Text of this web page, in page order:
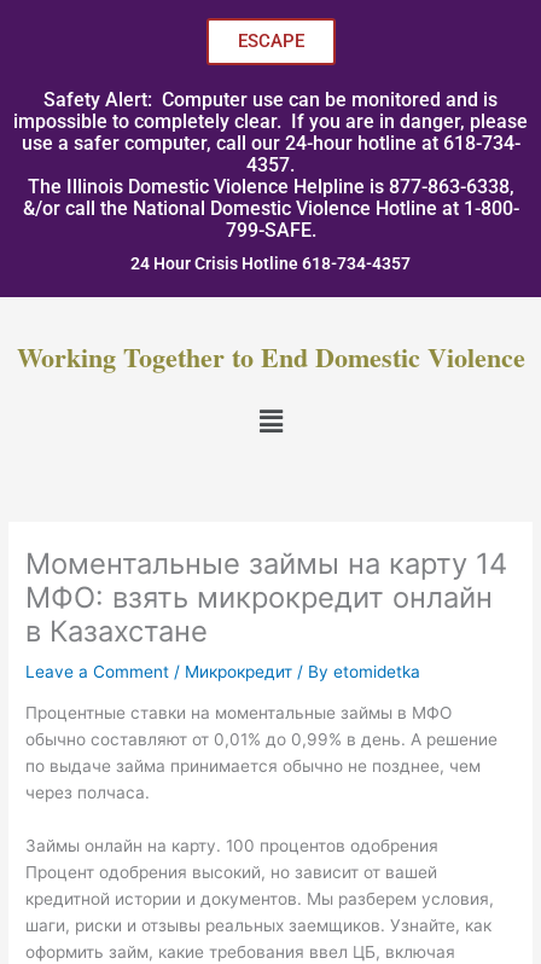
ESCAPE
Safety Alert: Computer use can be monitored and is
impossible to completely clear. If you are in danger, please
use a safer computer, call our 24-hour hotline at 618-734-
4357.
The Illinois Domestic Violence Helpline is 877-863-6338,
&/or call the National Domestic Violence Hotline at 1-800-
799-SAFE.
24 Hour Crisis Hotline 618-734-4357
Working Together to End Domestic Violence
Menu
Моментальные займы на карту 14
МФО: взять микрокредит онлайн
в Казахстане
Leave a Comment / Микрокредит / Byetomidetka
Процентные ставки на моментальные займы в МФО
обычно составляют от 0,01% до 0,99% в день. А решение
по выдаче займа принимается обычно не позднее, чем
через полчаса.
Займы онлайн на карту. 100 процентов одобрения
Процент одобрения высокий, но зависит от вашей
кредитной истории и документов. Мы разберем условия,
шаги, риски и отзывы реальных заемщиков. Узнайте, как
оформить займ, какие требования ввел ЦБ, включая